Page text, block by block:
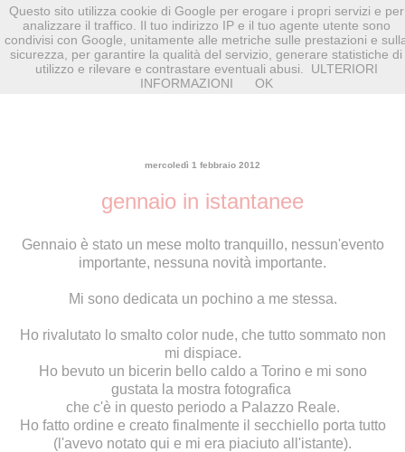
mercoledì 1 febbraio 2012
gennaio in istantanee
Gennaio è stato un mese molto tranquillo, nessun'evento
importante, nessuna novità importante.
Mi sono dedicata un pochino a me stessa.
Ho rivalutato lo smalto color nude, che tutto sommato non
mi dispiace.
Ho bevuto un bicerin bello caldo a Torino e mi sono
gustata la mostra fotografica
che c'è in questo periodo a Palazzo Reale.
Ho fatto ordine e creato finalmente il secchiello porta tutto
(l'avevo notato qui e mi era piaciuto all'istante).
Questo sito utilizza cookie di Google per erogare i propri servizi e per
analizzare il traffico. Il tuo indirizzo IP e il tuo agente utente sono
condivisi con Google, unitamente alle metriche sulle prestazioni e
sicurezza, per garantire la qualità del servizio, generare statistiche di
utilizzo e rilevare e contrastare eventuali abusi.
ULTERIORI
INFORMAZIONI
OK